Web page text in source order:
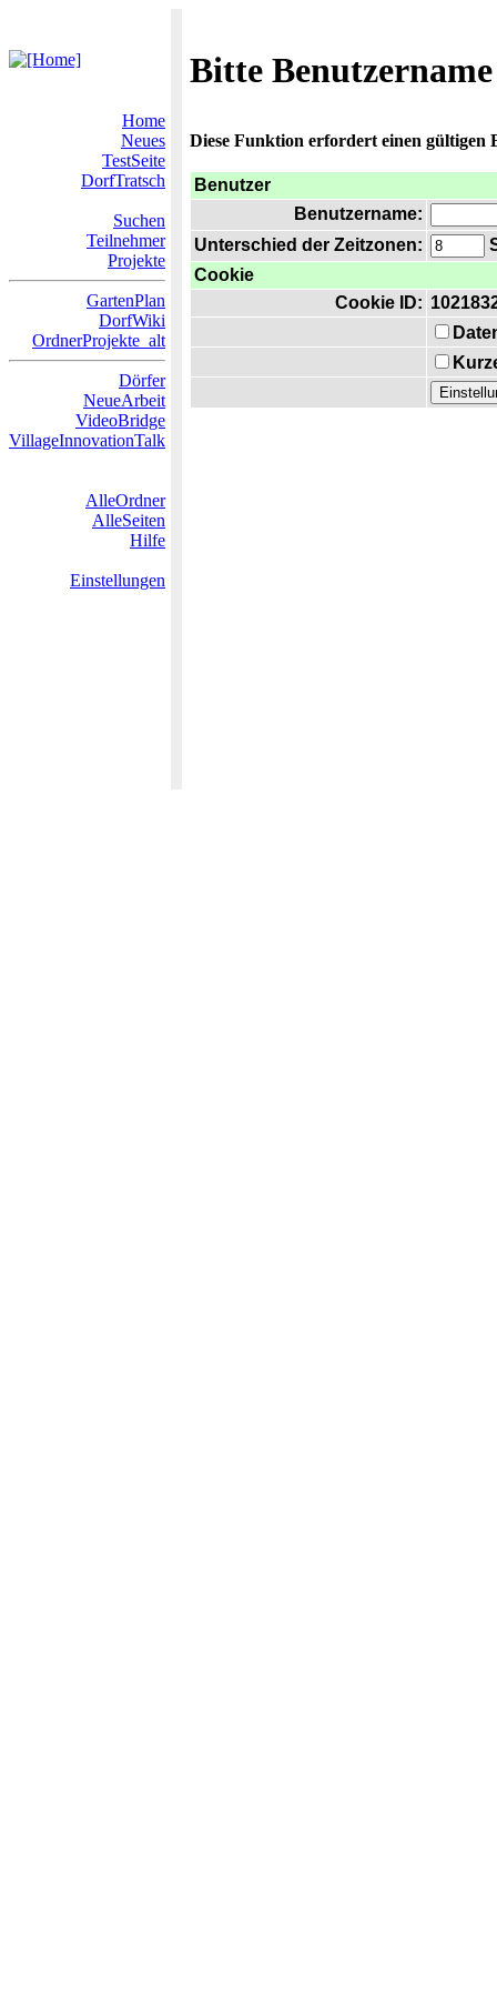
Bitte
Home
Neues
TestSeite
DorfTratsch
Suchen
Teilnehmer
Projekte
GartenPlan
DorfWiki
OrdnerProjekte_alt
Dörfer
NeueArbeit
VideoBridge
VillageInnovationTalk
AlleOrdner
AlleSeiten
Hilfe
Einstellungen
Diese Funktion erfordert einen gültigen
Benutzer
Benutzername:
Unterschied der Zeitzonen:
Cookie
Cookie ID: